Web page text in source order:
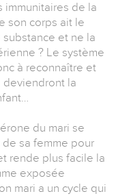
immunitaires de la
son corps ait le
et ne la
? Le système
à reconnaître et
deviendront la
du mari se
sa femme pour
rende plus facile la
exposée
mari a un cycle qui